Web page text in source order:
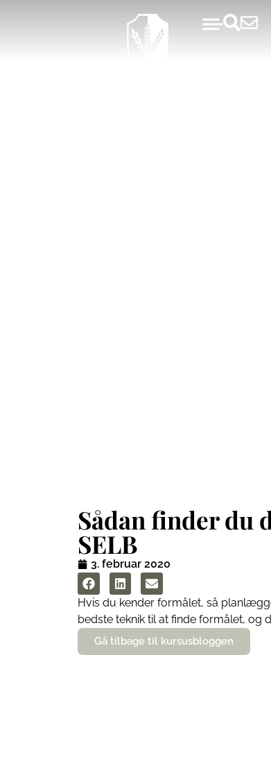
Sådan finder du
SELB
3. februar 2020
Hvis du kender formålet, så
bedste teknik til at finde formålet, og
Gå tilbage til kursusbloggen